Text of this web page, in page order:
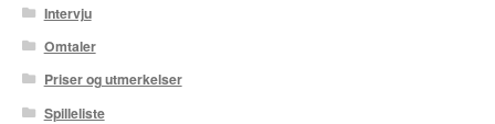
Intervju
Omtaler
Priser og utmerkelser
Spilleliste